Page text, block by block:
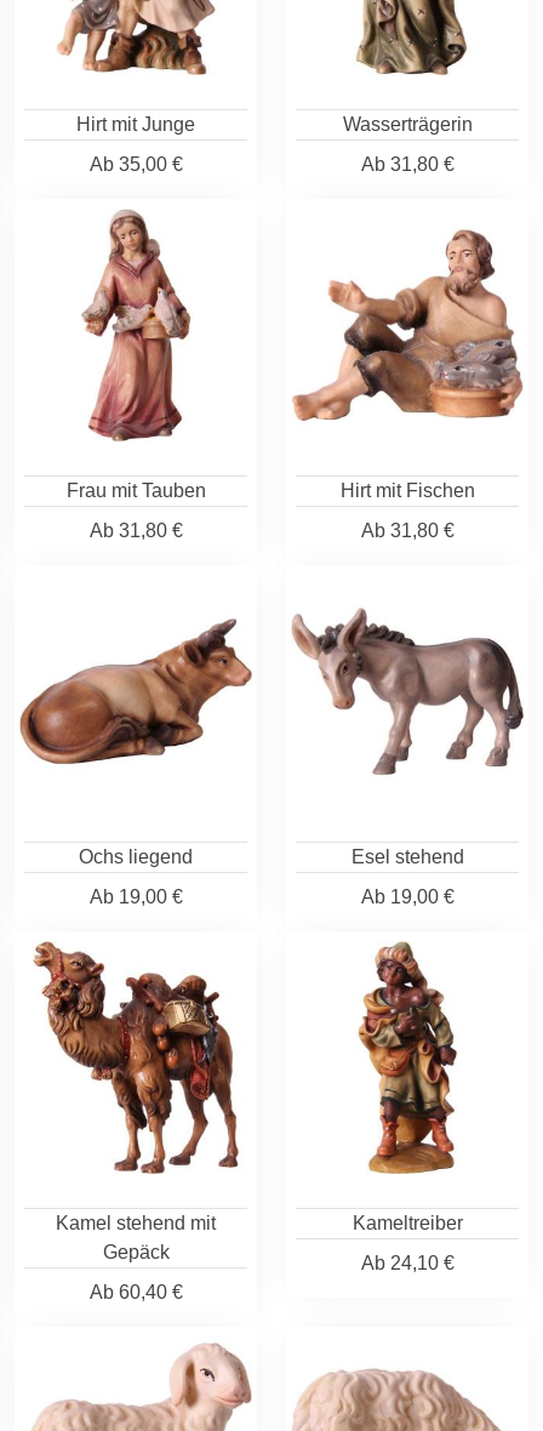
Hirt mit Junge
Ab35,00 €
Wasserträgerin
Ab31,80 €
Frau mit Tauben
Ab31,80 €
Hirt mit Fischen
Ab31,80 €
Ochs liegend
Ab19,00 €
Esel stehend
Ab19,00 €
Kamel stehend mit
Gepäck
Ab60,40 €
Kameltreiber
Ab24,10 €